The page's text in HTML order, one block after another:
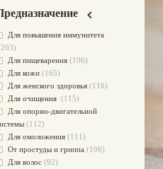
Для повышения иммунитета
Для пищеварения (196)
Для кожи (165)
Для женского здоровья (116)
Для очищения (115)
Для опорно-двигательной
(112)
Для омоложения (111)
От простуды и гриппа (106)
Для волос (92)